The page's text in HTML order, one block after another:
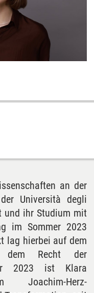
an der
Università degli
und ihr Studium mit
im Sommer 2023
lag hierbei auf dem
dem Recht der
2023 ist Klara
Herz-